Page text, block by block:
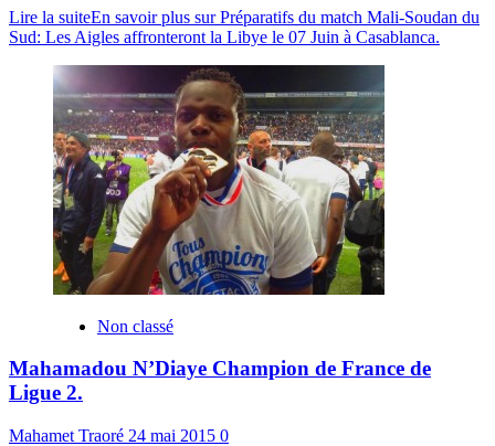
Lire la suiteEn savoir plus sur Préparatifs du match Mali-Soudan du
Sud: Les Aigles affronteront la Libye le 07 Juin à Casablanca.
Non classé
Mahamadou N’Diaye Champion de France de
Ligue 2.
Mahamet Traoré 24 mai 2015 0